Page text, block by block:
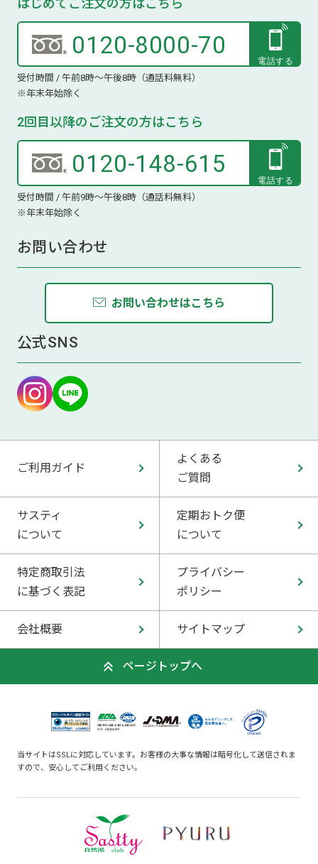
0120-8000-70
受付時間 / 午前8時～午後8時（通話料無料）
※年末年始除く
2回目以降のご注文の方はこちら
0120-148-615
受付時間 / 午前9時～午後8時（通話料無料）
※年末年始除く
お問い合わせ
お問い合わせはこちら
公式SNS
ご利用ガイド
よくある
ご質問
サスティ
について
定期おトク便
について
特定商取引法
に基づく表記
プライバシー
ポリシー
会社概要 サイトマップ
ページトップへ
当サイトはSSLに対応しています。お客様の大事な情報は暗号化して送信されま
すので、安心してご利用ください。